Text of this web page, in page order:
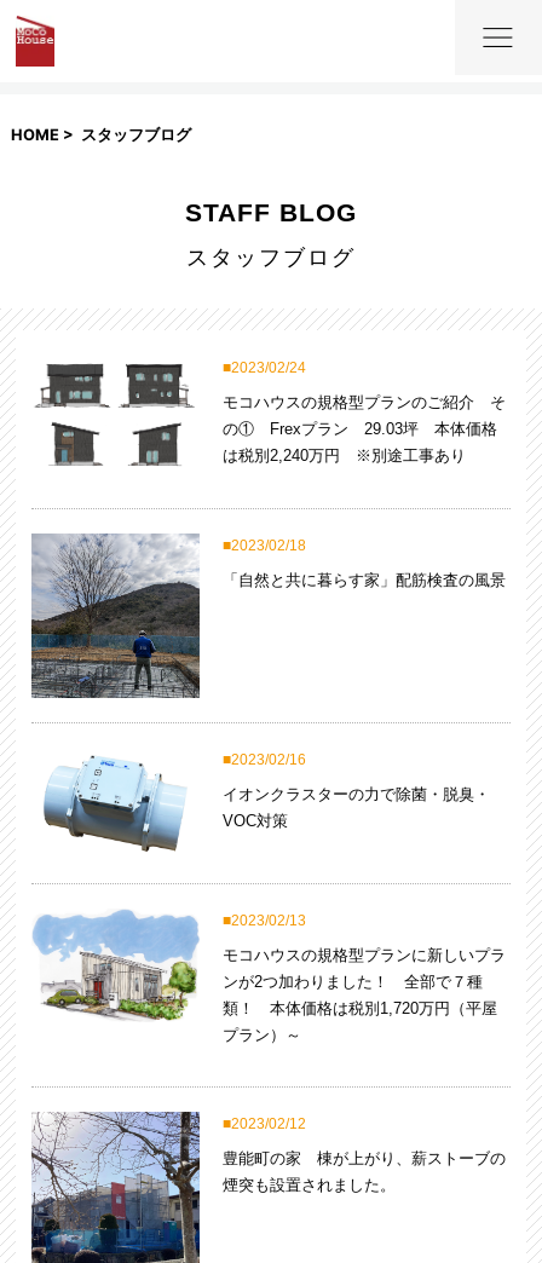
HOME スタッフブログ
STAFF BLOG
スタッフブログ
2023/02/24
モコハウスの規格型プランのご紹介 そ
の① Frexプラン 29.03坪 本体価格
は税別2,240万円 ※別途工事あり
2023/02/18
「自然と共に暮らす家」配筋検査の風景
2023/02/16
イオンクラスターの力で除菌・脱臭・
VOC対策
2023/02/13
モコハウスの規格型プランに新しいプラ
ンが2つ加わりました！ 全部で７種
類！ 本体価格は税別1,720万円（平屋
プラン）～
2023/02/12
豊能町の家 棟が上がり、薪ストーブの
煙突も設置されました。